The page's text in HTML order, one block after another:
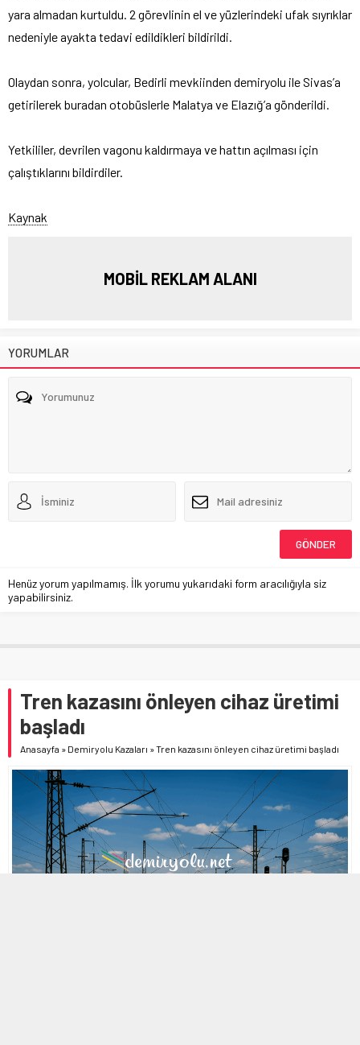
yara almadan kurtuldu. 2 görevlinin el ve yüzlerindeki ufak sıyrıklar
nedeniyle ayakta tedavi edildikleri bildirildi.
Olaydan sonra, yolcular, Bedirli mevkiinden demiryolu ile Sivas’a
getirilerek buradan otobüslerle Malatya ve Elazığ’a gönderildi.
Yetkililer, devrilen vagonu kaldırmaya ve hattın açılması için
çalıştıklarını bildirdiler.
Kaynak
MOBİL REKLAM ALANI
YORUMLAR
Henüz yorum yapılmamış. İlk yorumu yukarıdaki form aracılığıyla siz
yapabilirsiniz.
Tren kazasını önleyen cihaz üretimi
başladı
Anasayfa » Demiryolu Kazaları »Tren kazasını önleyen cihaz üretimi başladı